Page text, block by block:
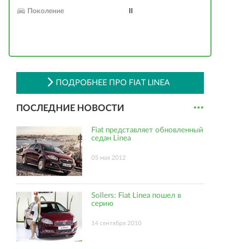
Поколение
ПОДРОБНЕЕ ПРО FIAT LINEA
ПОСЛЕДНИЕ НОВОСТИ ...
Fiat представляет обновленный
седан Linea
05 мая 2012
Sollers: Fiat Linea пошел в
серию
14 сентября 2010